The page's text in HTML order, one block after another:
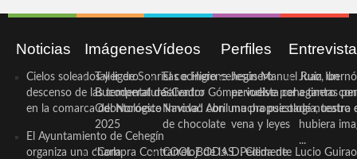
Noticias
Cielos soleados y ligero
descenso de las temperaturas
en la comarca del Noroeste
El Ayuntamiento de Cehegín
organiza una charla
Imágenes
Taller de Sonrisas e Higiene
Bucodental de ‘Centro
Odontológico Innova’. Abril
2025
‘Compra Contrarreloj’ de la
Vídeos
El cocinero ceheginero
Salvador Gómez vuelve por
Navidad con una propuesta
de chocolate
COOL BODAS. Pedida de
Perfiles
Jesús Manuel Ruiz, un
periodista ceheginero con
mucha psicología, teatro
vena y leyes
D. Clemente Lucio Guirao
Juan
a tantas
de nuestra
hubiera
...